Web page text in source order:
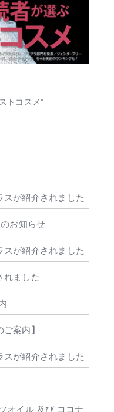
トコスメ”
スが紹介されました
お知らせ
スが紹介されました
れました
案内】
スが紹介されました
オイル 及び ココナ